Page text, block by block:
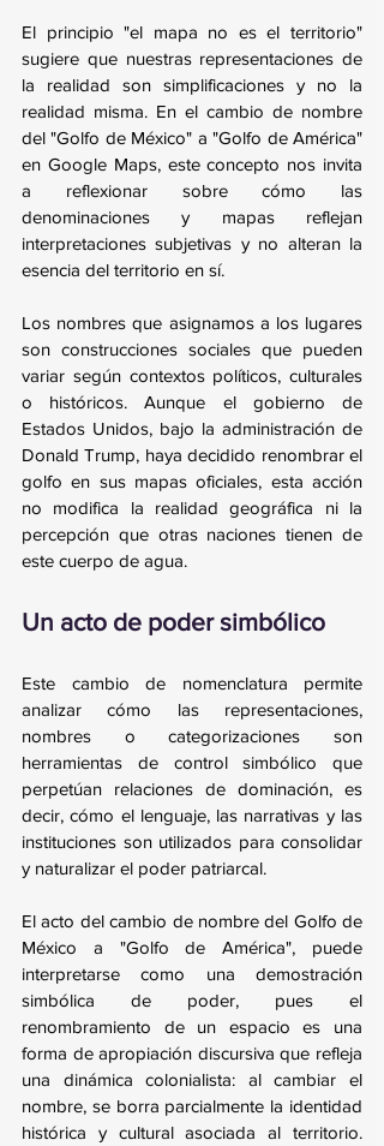
El principio "el mapa no es el territorio"
sugiere que nuestras representaciones de
la realidad son simplificaciones y no la
realidad misma. En el cambio de nombre
del "Golfo de México" a "Golfo de América"
en Google Maps, este concepto nos invita
a reflexionar sobre cómo las
denominaciones y mapas reflejan
interpretaciones subjetivas y no alteran la
esencia del territorio en sí.
Los nombres que asignamos a los lugares
son construcciones sociales que pueden
variar según contextos políticos, culturales
o históricos. Aunque el gobierno de
Estados Unidos, bajo la administración de
Donald Trump, haya decidido renombrar el
golfo en sus mapas oficiales, esta acción
no modifica la realidad geográfica ni la
percepción que otras naciones tienen de
este cuerpo de agua.
Un acto de poder simbólico
Este cambio de nomenclatura permite
analizar cómo las representaciones,
nombres o categorizaciones son
herramientas de control simbólico que
perpetúan relaciones de dominación, es
decir, cómo el lenguaje, las narrativas y las
instituciones son utilizados para consolidar
y naturalizar el poder patriarcal.
El acto del cambio de nombre del Golfo de
México a "Golfo de América", puede
interpretarse como una demostración
simbólica de poder, pues el
renombramiento de un espacio es una
forma de apropiación discursiva que refleja
una dinámica colonialista: al cambiar el
nombre, se borra parcialmente la identidad
histórica y cultural asociada al territorio.